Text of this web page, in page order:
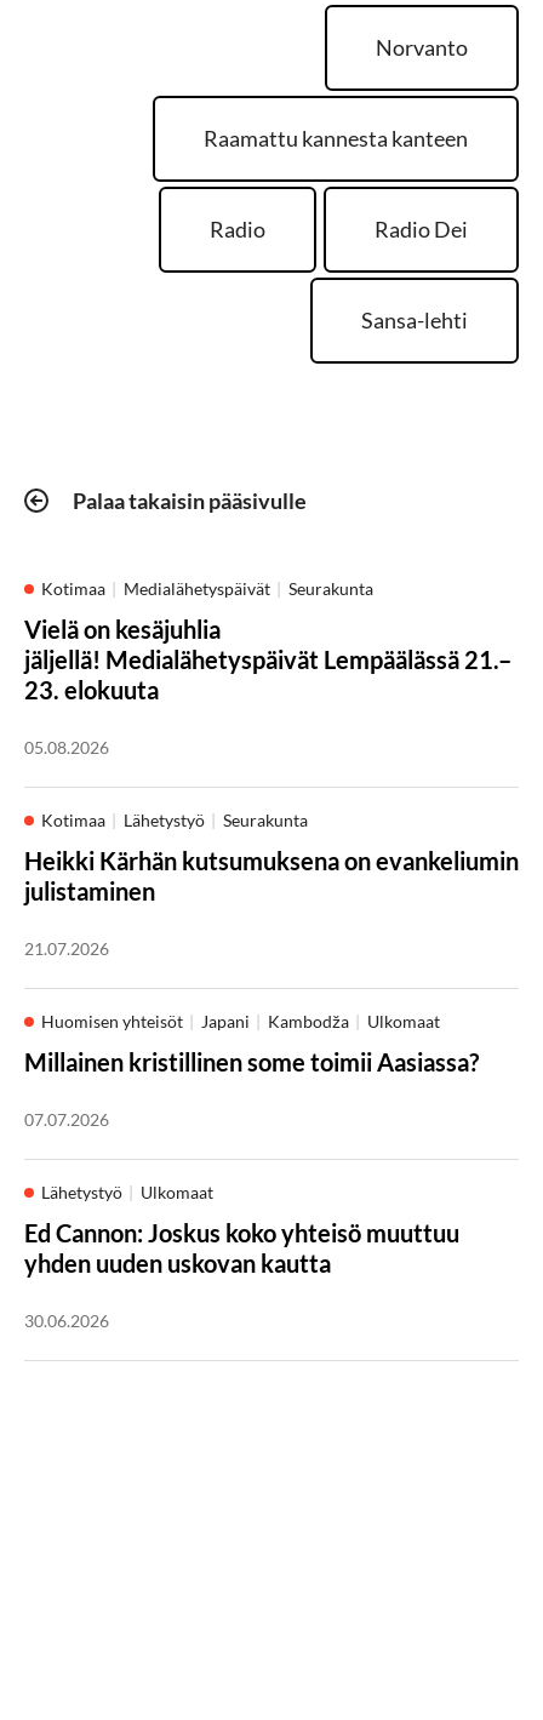
Norvanto
Raamattu kannesta kanteen
Radio Radio Dei
Sansa-lehti
Palaa takaisin pääsivulle
Kotimaa Medialähetyspäivät Seurakunta
Vielä on kesäjuhlia
jäljellä! Medialähetyspäivät Lempäälässä 21.–
23. elokuuta
05.08.2026
Kotimaa Lähetystyö Seurakunta
Heikki Kärhän kutsumuksena on evankeliumin
julistaminen
21.07.2026
Huomisen yhteisöt Japani Kambodža Ulkomaat
Millainen kristillinen some toimii Aasiassa?
07.07.2026
Lähetystyö Ulkomaat
Ed Cannon: Joskus koko yhteisö muuttuu
yhden uuden uskovan kautta
30.06.2026